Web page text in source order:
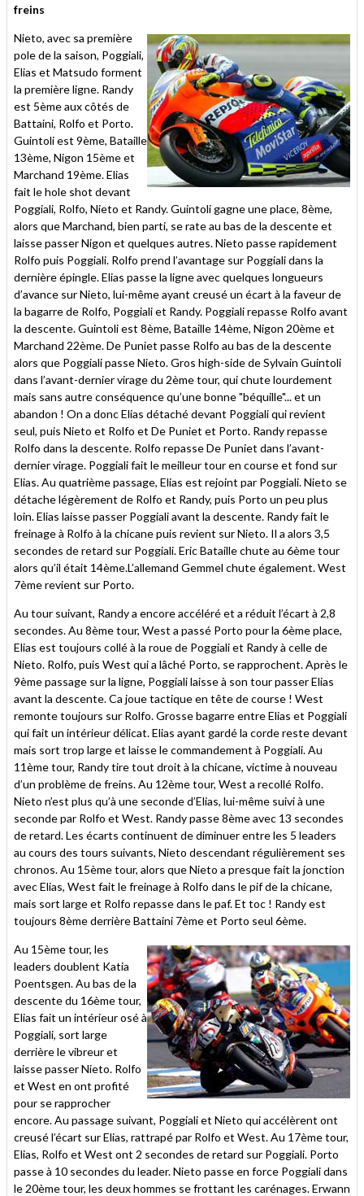
freins
Nieto, avec sa première
pole de la saison, Poggiali,
Elias et Matsudo forment
la première ligne. Randy
est 5ème aux côtés de
Battaini, Rolfo et Porto.
Guintoli est 9ème, Bataille
13ème, Nigon 15ème et
Marchand 19ème. Elias
fait le hole shot devant
Poggiali, Rolfo, Nieto et Randy. Guintoli gagne une place, 8ème,
alors que Marchand, bien parti, se rate au bas de la descente et
laisse passer Nigon et quelques autres. Nieto passe rapidement
Rolfo puis Poggiali. Rolfo prend l’avantage sur Poggiali dans la
dernière épingle. Elias passe la ligne avec quelques longueurs
d’avance sur Nieto, lui-même ayant creusé un écart à la faveur de
la bagarre de Rolfo, Poggiali et Randy. Poggiali repasse Rolfo avant
la descente. Guintoli est 8ème, Bataille 14ème, Nigon 20ème et
Marchand 22ème. De Puniet passe Rolfo au bas de la descente
alors que Poggiali passe Nieto. Gros high-side de Sylvain Guintoli
dans l’avant-dernier virage du 2ème tour, qui chute lourdement
mais sans autre conséquence qu’une bonne "béquille"... et un
abandon ! On a donc Elias détaché devant Poggiali qui revient
seul, puis Nieto et Rolfo et De Puniet et Porto. Randy repasse
Rolfo dans la descente. Rolfo repasse De Puniet dans l’avant-
dernier virage. Poggiali fait le meilleur tour en course et fond sur
Elias. Au quatrième passage, Elias est rejoint par Poggiali. Nieto se
détache légèrement de Rolfo et Randy, puis Porto un peu plus
loin. Elias laisse passer Poggiali avant la descente. Randy fait le
freinage à Rolfo à la chicane puis revient sur Nieto. Il a alors 3,5
secondes de retard sur Poggiali. Eric Bataille chute au 6ème tour
alors qu’il était 14ème.L’allemand Gemmel chute également. West
7ème revient sur Porto.
Au tour suivant, Randy a encore accéléré et a réduit l’écart à 2,8
secondes. Au 8ème tour, West a passé Porto pour la 6ème place,
Elias est toujours collé à la roue de Poggiali et Randy à celle de
Nieto. Rolfo, puis West qui a lâché Porto, se rapprochent. Après le
9ème passage sur la ligne, Poggiali laisse à son tour passer Elias
avant la descente. Ca joue tactique en tête de course ! West
remonte toujours sur Rolfo. Grosse bagarre entre Elias et Poggiali
qui fait un intérieur délicat. Elias ayant gardé la corde reste devant
mais sort trop large et laisse le commandement à Poggiali. Au
11ème tour, Randy tire tout droit à la chicane, victime à nouveau
d’un problème de freins. Au 12ème tour, West a recollé Rolfo.
Nieto n’est plus qu’à une seconde d’Elias, lui-même suivi à une
seconde par Rolfo et West. Randy passe 8ème avec 13 secondes
de retard. Les écarts continuent de diminuer entre les 5 leaders
au cours des tours suivants, Nieto descendant régulièrement ses
chronos. Au 15ème tour, alors que Nieto a presque fait la jonction
avec Elias, West fait le freinage à Rolfo dans le pif de la chicane,
mais sort large et Rolfo repasse dans le paf. Et toc ! Randy est
toujours 8ème derrière Battaini 7ème et Porto seul 6ème.
Au 15ème tour, les
leaders doublent Katia
Poentsgen. Au bas de la
descente du 16ème tour,
Elias fait un intérieur osé à
Poggiali, sort large
derrière le vibreur et
laisse passer Nieto. Rolfo
et West en ont profité
pour se rapprocher
encore. Au passage suivant, Poggiali et Nieto qui accélèrent ont
creusé l’écart sur Elias, rattrapé par Rolfo et West. Au 17ème tour,
Elias, Rolfo et West ont 2 secondes de retard sur Poggiali. Porto
passe à 10 secondes du leader. Nieto passe en force Poggiali dans
le 20ème tour, les deux hommes se frottant les carénages. Erwann